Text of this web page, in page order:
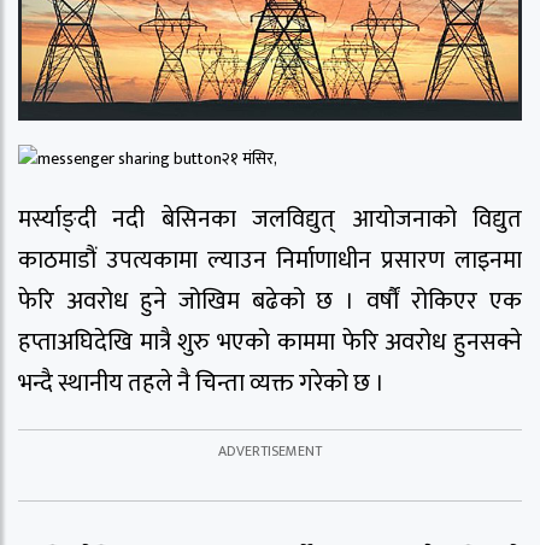
२१ मंसिर,
मर्स्याङ्दी नदी बेसिनका जलविद्युत् आयोजनाको विद्युत
काठमाडौं उपत्यकामा ल्याउन निर्माणाधीन प्रसारण लाइनमा
फेरि अवरोध हुने जोखिम बढेको छ । वर्षौं रोकिएर एक
हप्ताअघिदेखि मात्रै शुरु भएको काममा फेरि अवरोध हुनसक्ने
भन्दै स्थानीय तहले नै चिन्ता व्यक्त गरेको छ ।